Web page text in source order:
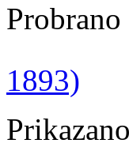
Probrano
1893)